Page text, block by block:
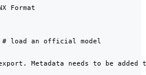
Format
# load an official model
Metadata needs to be